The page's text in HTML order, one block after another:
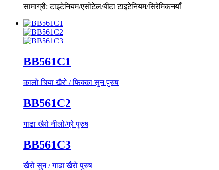
सामाग्री: टाइटेनियम/एसीटेल/बीटा टाइटेनियम/सिरेमिकनयाँ
BB561C1
कालो चिया खैरो / फिक्का सुन पुरुष
BB561C2
गाढा खैरो नीलो/ग्रे पुरुष
BB561C3
खैरो सुन / गाढा खैरो पुरुष